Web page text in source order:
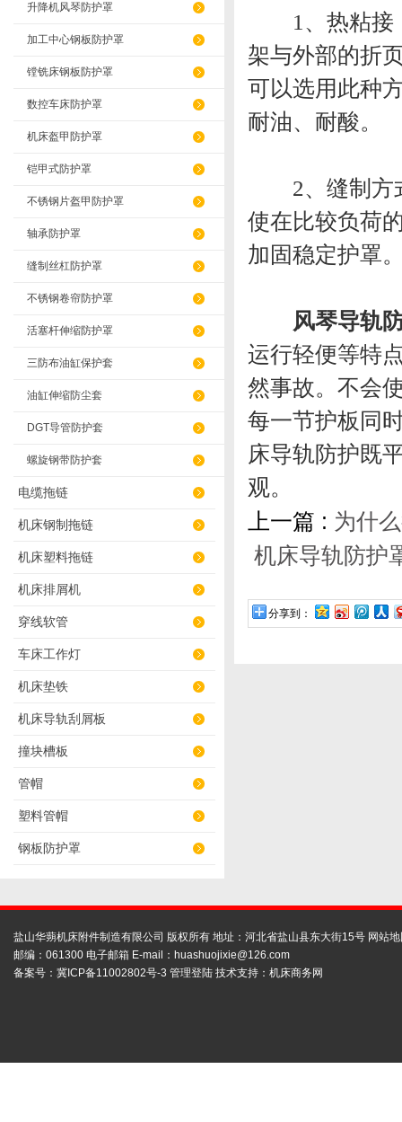
升降机风琴防护罩
加工中心钢板防护罩
镗铣床钢板防护罩
数控车床防护罩
机床盔甲防护罩
铠甲式防护罩
不锈钢片盔甲防护罩
轴承防护罩
缝制丝杠防护罩
不锈钢卷帘防护罩
活塞杆伸缩防护罩
三防布油缸保护套
油缸伸缩防尘套
DGT导管防护套
螺旋钢带防护套
电缆拖链
机床钢制拖链
机床塑料拖链
机床排屑机
穿线软管
车床工作灯
机床垫铁
机床导轨刮屑板
撞块槽板
管帽
塑料管帽
钢板防护罩
1、热粘接：
架与外部的折
可以选用此种
耐油、耐酸。
2、缝制方式
使在比较负荷
加固稳定护罩
风琴导轨
运行轻便等特
然事故。不会
每一节护板同
床导轨防护既
观。
上一篇 : 为什
机床导轨防护
分享到：
盐山华蒴机床附件制造有限公司 版权所有 地址：河北省盐山县东大街15号 网站
邮编：061300 电子邮箱 E-mail： huashuojixie@126.com
备案号： 冀ICP备11002802号-3 管理登陆 技术支持： 机床商务网